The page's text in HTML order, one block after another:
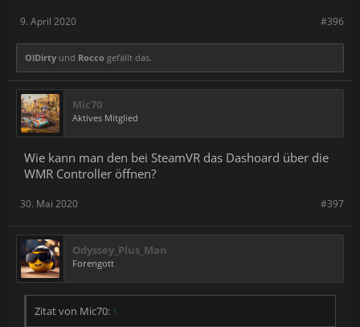
#396
9. April 2020
OlDirty und Rocco gefällt das.
Mic70
Aktives Mitglied
Wie kann man den bei SteamVR das Dashoard über die
WMR Controller öffnen?
#397
30. Mai 2020
Odyssey_Plus_Man
Forengott
Zitat von Mic70: ↑